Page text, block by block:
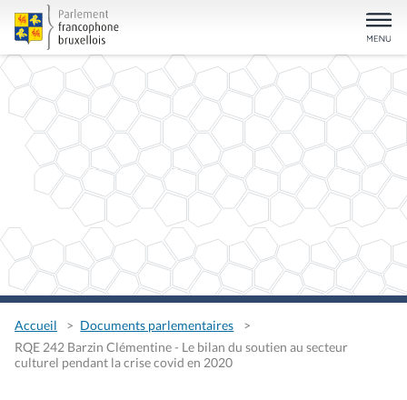
Accueil
Documents parlementaires
RQE 242 Barzin Clémentine - Le bilan du soutien au secteur
culturel pendant la crise covid en 2020